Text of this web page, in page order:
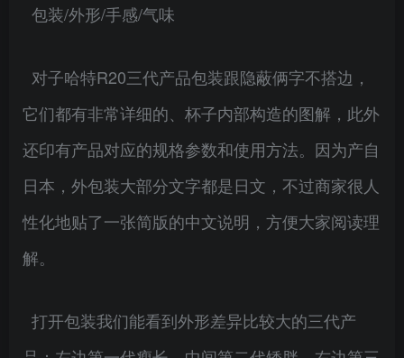
包装/外形/手感/气味
对子哈特R20三代产品包装跟隐蔽俩字不搭边，
它们都有非常详细的、杯子内部构造的图解，此外
还印有产品对应的规格参数和使用方法。因为产自
日本，外包装大部分文字都是日文，不过商家很人
性化地贴了一张简版的中文说明，方便大家阅读理
解。
打开包装我们能看到外形差异比较大的三代产